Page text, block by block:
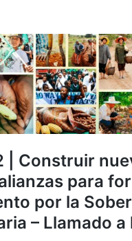
| Construir
para
por la
– Llamado a